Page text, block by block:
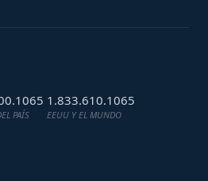
PAÍS
1.833.610.1065
EEUU Y EL MUNDO